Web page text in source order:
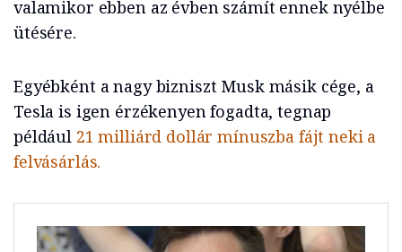
valamikor ebben az évben számít ennek nyélbe
ütésére.
Egyébként a nagy bizniszt Musk másik cége, a
Tesla is igen érzékenyen fogadta, tegnap
például 21 milliárd dollár mínuszba fájt neki a
felvásárlás.